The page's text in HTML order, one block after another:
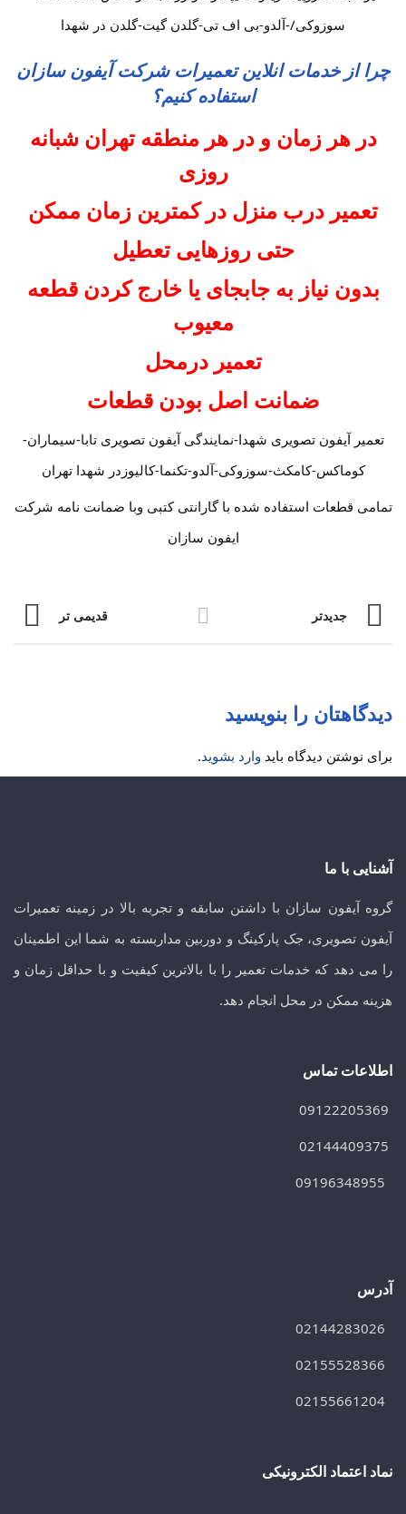
سوزوکی/-آلدو-بی اف تی-گلدن گیت-گلدن در شهدا
چرا از خدمات انلاین تعمیرات شرکت آیفون سازان
استفاده کنیم؟
در هر زمان و در هر منطقه تهران شبانه
روزی
تعمیر درب منزل در کمترین زمان ممکن
حتی روزهایی تعطیل
بدون نیاز به جابجای یا خارج کردن قطعه
معیوب
تعمیر درمحل
ضمانت اصل بودن قطعات
تعمیر آیفون تصویری شهدا-نمایندگی آیفون تصویری تابا-سیماران-
کوماکس-کامکث-سوزوکی-آلدو-تکنما-کالیوزدر شهدا تهران
تمامی قطعات استفاده شده با گارانتی کتبی وبا ضمانت نامه شرکت
ایفون سازان
جدیدتر قدیمی تر
دیدگاهتان را بنویسید
برای نوشتن دیدگاه باید وارد بشوید.
آشنایی با ما
گروه آیفون سازان با داشتن سابقه و تجربه بالا در زمینه تعمیرات
آیفون تصویری، جک پارکینگ و دوربین مداربسته به شما این اطمینان
را می دهد که خدمات تعمیر را با بالاترین کیفیت و با حداقل زمان و
هزینه ممکن در محل انجام دهد.
اطلاعات تماس
آدرس
نماد اعتماد الکترونیکی